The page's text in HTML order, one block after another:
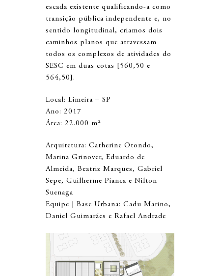
escada existente qualificando-a como
transição pública independente e, no
sentido longitudinal, criamos dois
caminhos planos que atravessam
todos os complexos de atividades do
SESC em duas cotas [560,50 e
564,50].
Local: Limeira – SP
Ano: 2017
Área: 22.000 m²
Arquitetura: Catherine Otondo,
Marina Grinover, Eduardo de
Almeida, Beatriz Marques, Gabriel
Sepe, Guilherme Pianca e Nilton
Suenaga
Equipe | Base Urbana: Cadu Marino,
Daniel Guimarães e Rafael Andrade